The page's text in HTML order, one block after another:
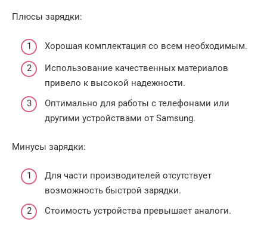
Плюсы зарядки:
Хорошая комплектация со всем необходимым.
Использование качественных материалов
привело к высокой надежности.
Оптимально для работы с телефонами или
другими устройствами от Samsung.
Минусы зарядки:
Для части производителей отсутствует
возможность быстрой зарядки.
Стоимость устройства превышает аналоги.